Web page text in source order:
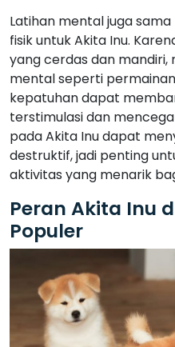
Latihan mental juga
fisik untuk Akita Inu.
yang cerdas dan
mental seperti
kepatuhan dapat
terstimulasi dan
pada Akita Inu dapat
destruktif, jadi penting
aktivitas yang menarik
Peran Akita Inu
Populer